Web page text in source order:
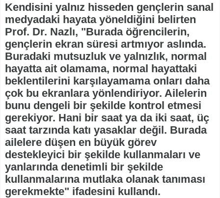
Kendisini yalnız hisseden gençlerin sanal
medyadaki hayata yöneldiğini belirten
Prof. Dr. Nazlı, "Burada öğrencilerin,
gençlerin ekran süresi artmıyor aslında.
Buradaki mutsuzluk ve yalnızlık, normal
hayatta ait olamama, normal hayattaki
beklentilerini karşılayamama onları daha
çok bu ekranlara yönlendiriyor. Ailelerin
bunu dengeli bir şekilde kontrol etmesi
gerekiyor. Hani bir saat ya da iki saat, üç
saat tarzında katı yasaklar değil. Burada
ailelere düşen en büyük görev
destekleyici bir şekilde kullanmaları ve
yanlarında denetimli bir şekilde
kullanmalarına mutlaka olanak tanıması
gerekmekte" ifadesini kullandı.